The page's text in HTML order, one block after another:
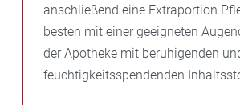
anschließend eine Extraportion
besten mit einer geeigneten
der Apotheke mit beruhigenden
feuchtigkeitsspendenden